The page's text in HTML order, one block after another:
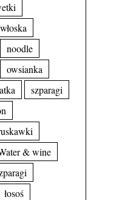
noodle
owsianka
szparagi
& wine
łosoś